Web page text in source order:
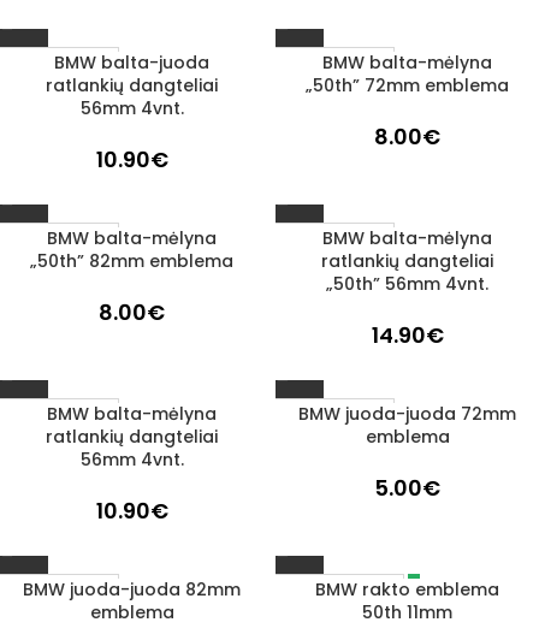
1–3 D. D.
BMW balta-juoda
ratlankių dangteliai
56mm 4vnt.
10.90€
1–3 D. D.
BMW balta-mėlyna
„50th” 72mm emblema
8.00€
1–3 D. D.
BMW balta-mėlyna
„50th” 82mm emblema
8.00€
1–3 D. D.
BMW balta-mėlyna
ratlankių dangteliai
„50th” 56mm 4vnt.
14.90€
1–3 D. D.
BMW balta-mėlyna
ratlankių dangteliai
56mm 4vnt.
10.90€
1–3 D. D.
BMW juoda-juoda 72mm
emblema
5.00€
1–3 D. D.
BMW juoda-juoda 82mm
emblema
IŠPARDUOTA
BMW rakto emblema
50th 11mm